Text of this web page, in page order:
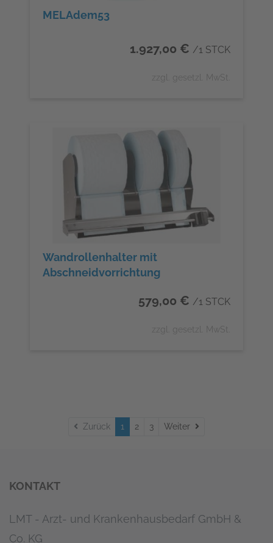
MELAdem53
1.927,00 € /1 STCK
zzgl. gesetzl. MwSt.
Wandrollenhalter mit
Abschneidvorrichtung
579,00 € /1 STCK
zzgl. gesetzl. MwSt.
Zurück 1 2 3 Weiter
KONTAKT
LMT - Arzt- und Krankenhausbedarf GmbH &
Co. KG